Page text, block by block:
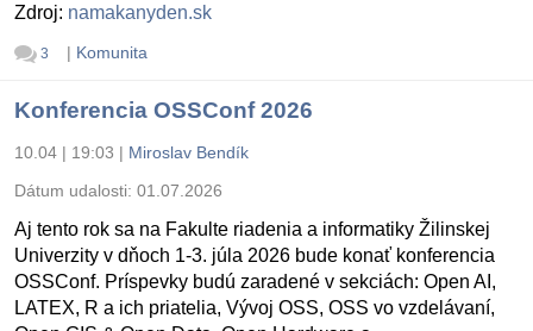
Zdroj: namakanyden.sk
3 | Komunita
Konferencia OSSConf 2026
10.04 | 19:03 | Miroslav Bendík
Dátum udalosti: 01.07.2026
Aj tento rok sa na Fakulte riadenia a informatiky Žilinskej
Univerzity v dňoch 1-3. júla 2026 bude konať konferencia
OSSConf. Príspevky budú zaradené v sekciách: Open AI,
LATEX, R a ich priatelia, Vývoj OSS, OSS vo vzdelávaní,